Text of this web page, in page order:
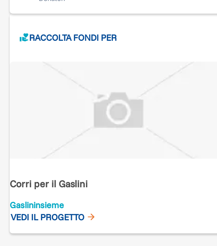
RACCOLTA FONDI PER
Corri per il Gaslini
Gaslininsieme
VEDI IL PROGETTO